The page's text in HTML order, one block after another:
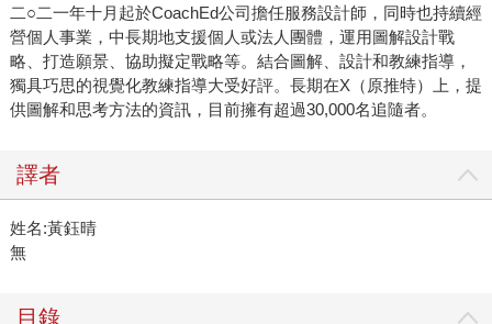
二○二一年十月起於CoachEd公司擔任服務設計師，同時也持續經
營個人事業，中長期地支援個人或法人團體，運用圖解設計戰
略、打造願景、協助擬定戰略等。結合圖解、設計和教練指導，
獨具巧思的視覺化教練指導大受好評。長期在X（原推特）上，提
供圖解和思考方法的資訊，目前擁有超過30,000名追隨者。
譯者
姓名:黃鈺晴
無
目錄